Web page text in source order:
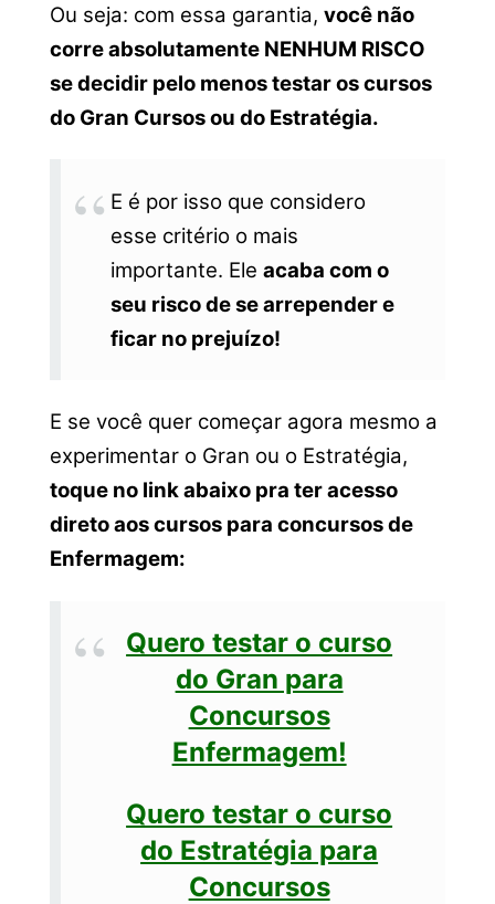
Ou seja: com essa garantia, você não
corre absolutamente NENHUM RISCO
se decidir pelo menos testar os cursos
do Gran Cursos ou do Estratégia.
E é por isso que considero
esse critério o mais
importante. Ele acaba com o
seu risco de se arrepender e
ficar no prejuízo!
E se você quer começar agora mesmo a
experimentar o Gran ou o Estratégia,
toque no link abaixo pra ter acesso
direto aos cursos para concursos de
Enfermagem:
Quero testar o curso
do Gran para
Concursos
Enfermagem!
Quero testar o curso
do Estratégia para
Concursos